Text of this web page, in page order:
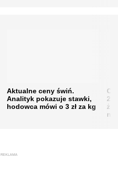
Aktualne ceny świń.
Analityk pokazuje stawki,
hodowca mówi o 3 zł za kg
REKLAMA